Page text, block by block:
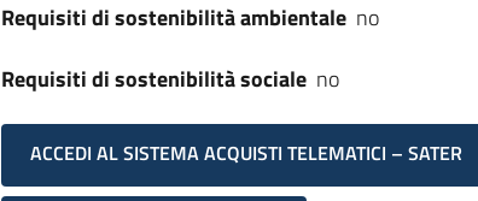
Requisiti di sostenibilità ambientale no
Requisiti di sostenibilità sociale no
ACCEDI AL SISTEMA ACQUISTI TELEMATICI – SATER